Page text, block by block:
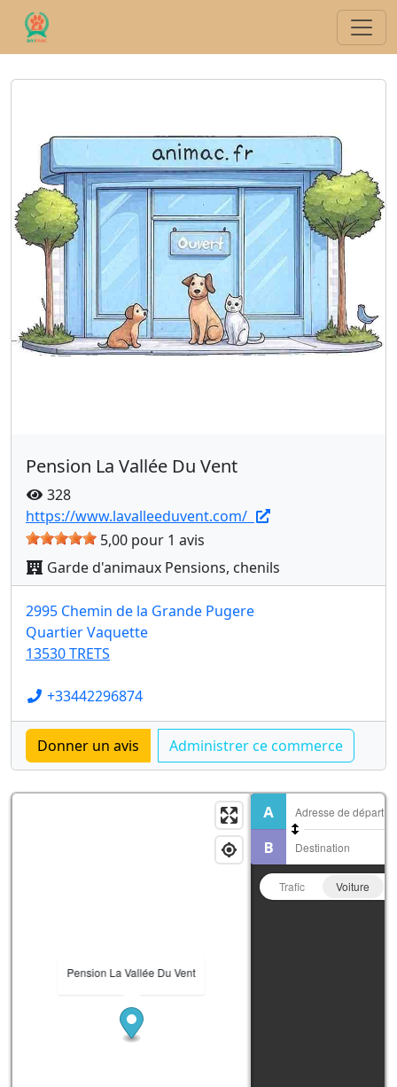
Pension La Vallée Du Vent
328
https://www.lavalleeduvent.com/
5,00 pour 1 avis
Garde d'animaux Pensions, chenils
2995 Chemin de la Grande Pugere
Quartier Vaquette
13530 TRETS
+33442296874
Pension La Vallée Du Vent
Trafic Voiture